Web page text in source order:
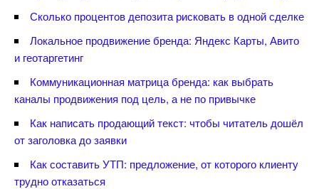
Сколько процентов депозита рисковать в одной сделке
Локальное продвижение бренда: Яндекс Карты, Авито
и геотаргетин
Коммуникационная матрица бренда: как выбрать
каналы продвижения под цель, а не по привычке
Как написать продающий текст: чтобы читатель дошёл
от заголовка до заявки
Как составить УТП: предложение, от которого клиенту
трудно отказаться